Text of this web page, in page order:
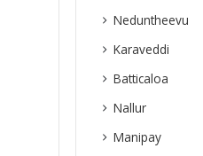
Neduntheevu
Karaveddi
Batticaloa
Nallur
Manipay